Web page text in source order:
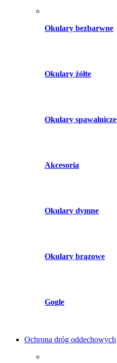
Okulary bezbarwne
Okulary żółte
Okulary spawalnicze
Akcesoria
Okulary dymne
Okulary brązowe
Gogle
Ochrona dróg oddechowych